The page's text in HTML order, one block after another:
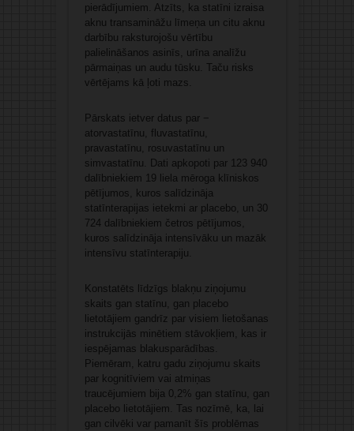
pierādījumiem. Atzīts, ka statīni izraisa
aknu transamināžu līmeņa un citu aknu
darbību raksturojošu vērtību
palielināšanos asinīs, urīna analīžu
pārmaiņas un audu tūsku. Taču risks
vērtējams kā ļoti mazs.
Pārskats ietver datus par −
atorvastatīnu, fluvastatīnu,
pravastatīnu, rosuvastatīnu un
simvastatīnu. Dati apkopoti par 123 940
dalībniekiem 19 liela mēroga klīniskos
pētījumos, kuros salīdzināja
statīnterapijas ietekmi ar placebo, un 30
724 dalībniekiem četros pētījumos,
kuros salīdzināja intensīvāku un mazāk
intensīvu statīnterapiju.
Konstatēts līdzīgs blakņu ziņojumu
skaits gan statīnu, gan placebo
lietotājiem gandrīz par visiem lietošanas
instrukcijās minētiem stāvokļiem, kas ir
iespējamas blakusparādības.
Piemēram, katru gadu ziņojumu skaits
par kognitīviem vai atmiņas
traucējumiem bija 0,2% gan statīnu, gan
placebo lietotājiem. Tas nozīmē, ka, lai
gan cilvēki var pamanīt šīs problēmas